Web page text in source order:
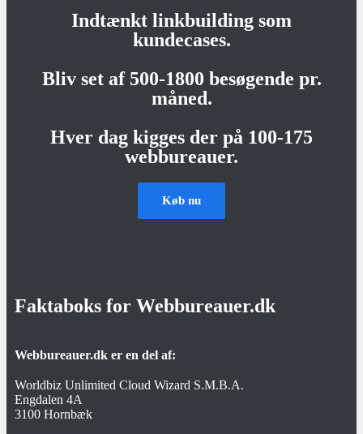
Indtænkt linkbuilding som
kundecases.
Bliv set af 500-1800 besøgende pr.
måned.
Hver dag kigges der på 100-175
webbureauer.
Køb nu
Faktaboks for Webbureauer.dk
Webbureauer.dk er en del af:
Worldbiz Unlimited Cloud Wizard S.M.B.A.
Engdalen 4A
3100 Hornbæk